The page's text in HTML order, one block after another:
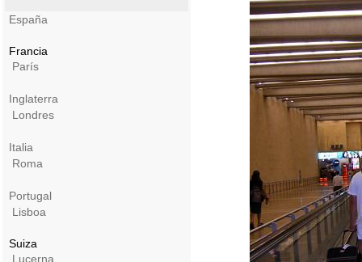
España
Francia
París
Inglaterra
Londres
Italia
Roma
Portugal
Lisboa
Suiza
Lucerna